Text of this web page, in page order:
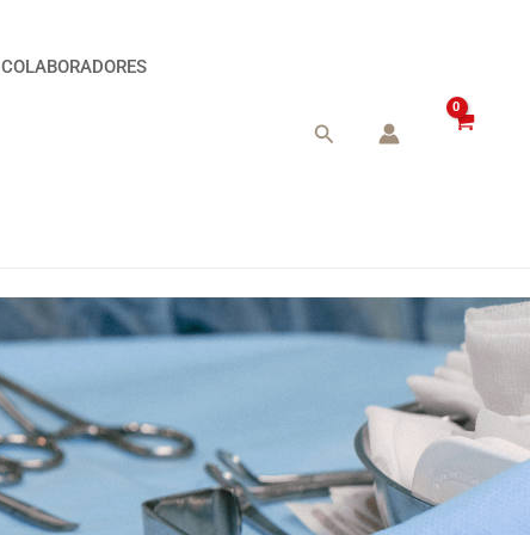
COLABORADORES
Buscar